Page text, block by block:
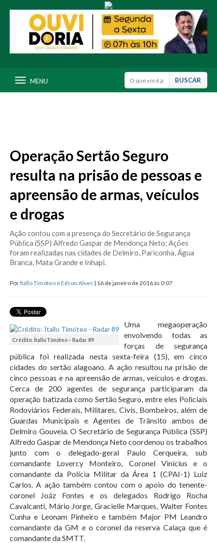
MENU
Operação Sertão Seguro
resulta na prisão de pessoas e
apreensão de armas, veículos
e drogas
Ação contou com a presença do Secretário de Segurança
Pública (SSP) Alfredo Gaspar de Mendonça Neto; Ações
foram realizadas nas cidades de Delmiro, Pariconha, Água
Branca, Mata Grande e Inhapi.
PorÍtallo Timóteo e Edson Alves | 16 de janeiro de 2016 às 0:07
Crédito: Ítallo Timóteo – Radar 89
Uma megaoperação
envolvendo todas as
forças de segurança
pública foi realizada nesta sexta-feira (15), em cinco
cidades do sertão alagoano. A ação resultou na prisão de
cinco pessoas e na apreensão de armas, veículos e drogas.
Cerca de 200 agentes de segurança participaram da
operação batizada como Sertão Seguro, entre eles Policiais
Rodoviários Federais, Militares, Civis, Bombeiros, além de
Guardas Municipais e Agentes de Trânsito ambos de
Delmiro Gouveia. O Secretário de Segurança Pública (SSP)
Alfredo Gaspar de Mendonça Neto coordenou os trabalhos
junto com o delegado-geral Paulo Cerqueira, sub
comandante Lovercy Monteiro, Coronel Vinícius e o
comandante da Polícia Militar da Área 1 (CPAI-1) Luiz
Carlos. A ação também contou com o apoio do tenente-
coronel Joáz Fontes e os delegados Rodrigo Rocha
Cavalcanti, Mário Jorge, Gracielle Marques, Walter Fontes
Cunha e Leonam Pinheiro e também Major PM Leandro
comandante da GM e o coronel da reserva Calaça que é
comandante da SMTT.